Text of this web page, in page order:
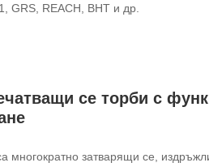
GRS, REACH, BHT и др.
се торби с
многократно затварящи се,